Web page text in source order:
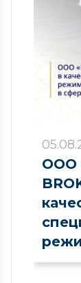
ООО